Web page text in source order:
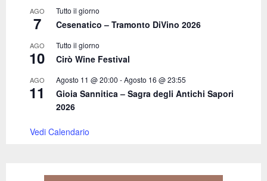
AGO
7
Tutto il giorno
Cesenatico – Tramonto DiVino 2026
AGO
10
Tutto il giorno
Cirò Wine Festival
AGO
11
Agosto 11 @ 20:00 -Agosto 16 @ 23:55
Gioia Sannitica – Sagra degli Antichi Sapori
2026
Vedi Calendario